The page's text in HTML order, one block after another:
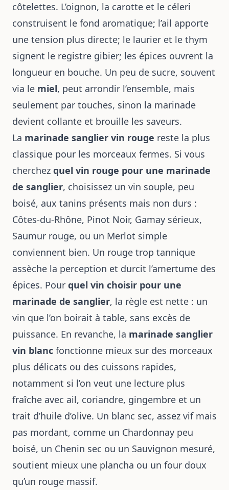
côtelettes. L’oignon, la carotte et le céleri
construisent le fond aromatique; l’ail apporte
une tension plus directe; le laurier et le thym
signent le registre gibier; les épices ouvrent la
longueur en bouche. Un peu de sucre, souvent
via le miel, peut arrondir l’ensemble, mais
seulement par touches, sinon la marinade
devient collante et brouille les saveurs.
La marinade sanglier vin rouge reste la plus
classique pour les morceaux fermes. Si vous
cherchez quel vin rouge pour une marinade
de sanglier, choisissez un vin souple, peu
boisé, aux tanins présents mais non durs :
Côtes-du-Rhône, Pinot Noir, Gamay sérieux,
Saumur rouge, ou un Merlot simple
conviennent bien. Un rouge trop tannique
assèche la perception et durcit l’amertume des
épices. Pour quel vin choisir pour une
marinade de sanglier, la règle est nette : un
vin que l’on boirait à table, sans excès de
puissance. En revanche, la marinade sanglier
vin blanc fonctionne mieux sur des morceaux
plus délicats ou des cuissons rapides,
notamment si l’on veut une lecture plus
fraîche avec ail, coriandre, gingembre et un
trait d’huile d’olive. Un blanc sec, assez vif mais
pas mordant, comme un Chardonnay peu
boisé, un Chenin sec ou un Sauvignon mesuré,
soutient mieux une plancha ou un four doux
qu’un rouge massif.